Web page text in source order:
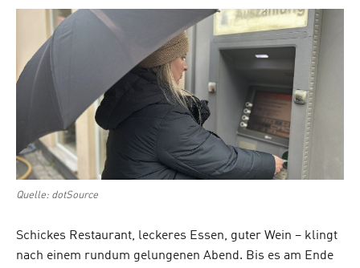
Quelle: dotSource
Schickes Restaurant, leckeres Essen, guter Wein – klingt
nach einem rundum gelungenen Abend. Bis es am Ende